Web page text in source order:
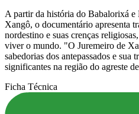
A partir da história do Babalorixá e
Xangô, o documentário apresenta
nordestino e suas crenças
viver o mundo. "O Juremeiro de
sabedorias dos antepassados e
significantes na região do agreste
Ficha Técnica